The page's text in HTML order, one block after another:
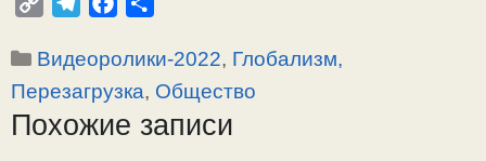
p
y
L
l
e
g
c
e
b
п
р
а
Рубрики
Видеоролики-2022, Глобализм,
Перезагрузка, Общество
Похожие записи